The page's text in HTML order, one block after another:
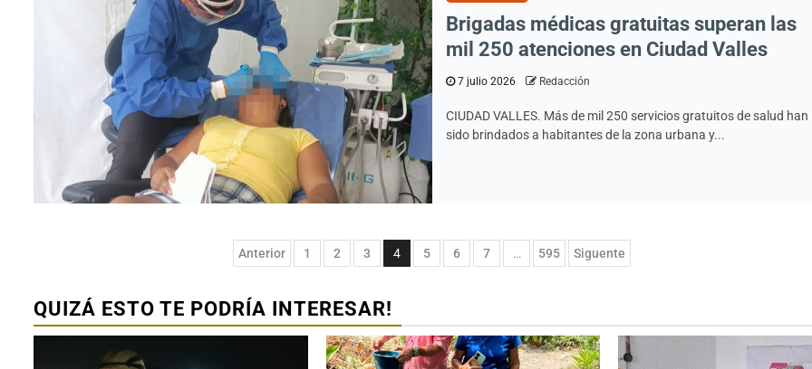
Brigadas médicas gratuitas superan las
mil 250 atenciones en Ciudad Valles
7 julio 2026 Redacción
CIUDAD VALLES. Más de mil 250 servicios gratuitos de salud han
sido brindados a habitantes de la zona urbana y...
Paginación
entradas
Anterior 1 2 3 4 5 6 7 … 595 Siguente
QUIZÁ ESTO TE PODRÍA INTERESAR!